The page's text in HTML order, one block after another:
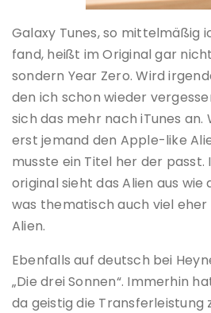
Galaxy Tunes, so mittelmäßig
fand, heißt im Original gar
sondern Year Zero. Wird
den ich schon wieder
sich das mehr nach iTunes
erst jemand den Apple-like
musste ein Titel her der passt.
original sieht das Alien aus
was thematisch auch viel eher
Alien.
Ebenfalls auf deutsch bei
„Die drei Sonnen“. Immerhin
da geistig die Transferleistung